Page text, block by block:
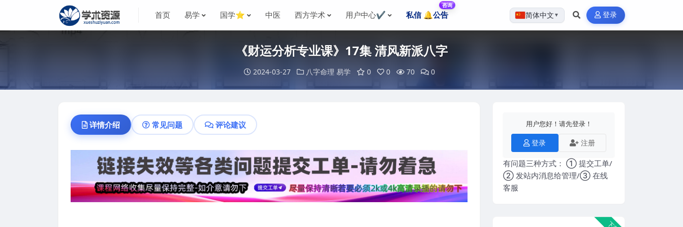
首页 易学 国学⭐ 中医 西方学术 用户中心✔️ 私信 🔔公告
咨询
简体中文 ▼ 登录
《财运分析专业课》17集 清风新派八字
2024-03-27 八字命理 易学 0 0 70 0
详情介绍 常见问题 评论建议 用户您好！请先登录！
登录 注册
有问题三种方式： ① 提交工单/
② 发站内消息给管理/③ 在线
客服